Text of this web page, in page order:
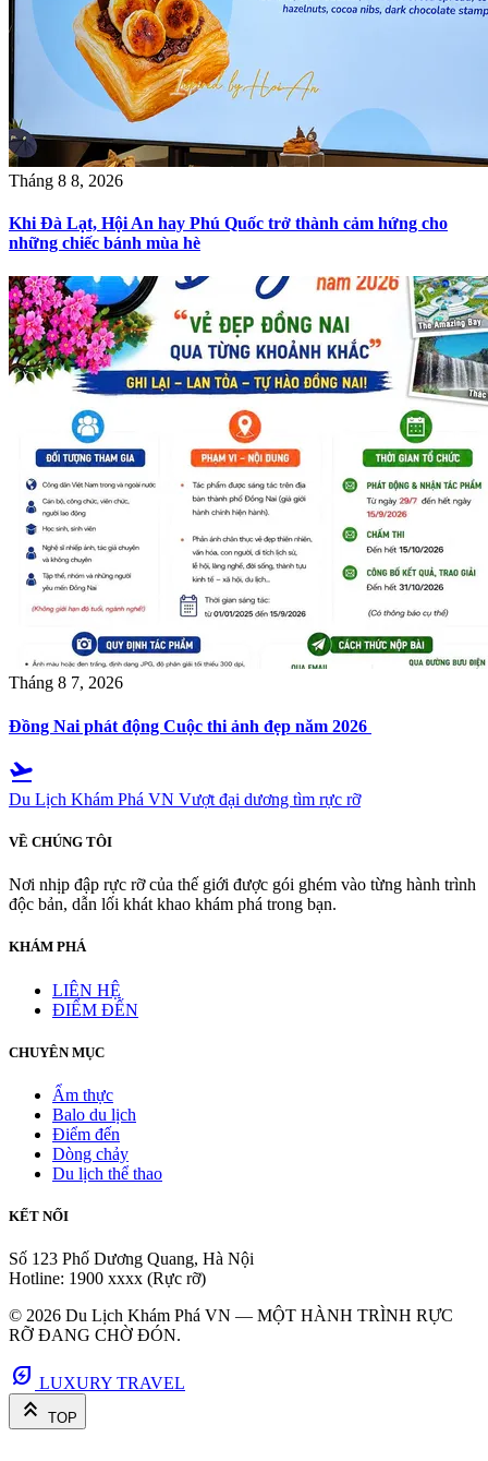
Tháng 8 8, 2026
Khi Đà Lạt, Hội An hay Phú Quốc trở thành cảm hứng cho
những chiếc bánh mùa hè
Tháng 8 7, 2026
Đồng Nai phát động Cuộc thi ảnh đẹp năm 2026
flight_takeoff
Du Lịch Khám Phá VN Vượt đại dương tìm rực rỡ
VỀ CHÚNG TÔI
Nơi nhịp đập rực rỡ của thế giới được gói ghém vào từng hành trình
độc bản, dẫn lối khát khao khám phá trong bạn.
KHÁM PHÁ
LIÊN HỆ
ĐIỂM ĐẾN
CHUYÊN MỤC
Ẩm thực
Balo du lịch
Điểm đến
Dòng chảy
Du lịch thể thao
KẾT NỐI
Số 123 Phố Dương Quang, Hà Nội
Hotline: 1900 xxxx (Rực rỡ)
© 2026 Du Lịch Khám Phá VN — MỘT HÀNH TRÌNH RỰC
RỠ ĐANG CHỜ ĐÓN.
energy_savings_leaf LUXURY TRAVEL
keyboard_double_arrow_up TOP